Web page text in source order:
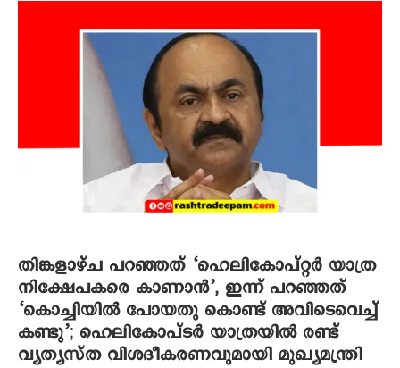
തിങ്കളാഴ്ച പറഞ്ഞത് ‘ഹെലികോപ്റ്റർ യാത്ര
നിക്ഷേപകരെ കാണാൻ’, ഇന്ന് പറഞ്ഞത്
‘കൊച്ചിയിൽ പോയതു കൊണ്ട് അവിടെവെച്ച്
കണ്ടു’; ഹെലികോപ്ടർ യാത്രയിൽ രണ്ട്
വ്യത്യസ്ത വിശദീകരണവുമായി മുഖ്യമന്ത്രി